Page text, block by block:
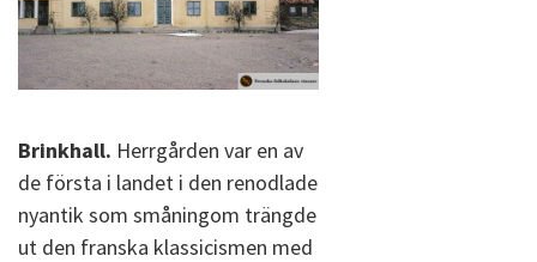
Brinkhall. Herrgården var en av
de första i landet i den renodlade
nyantik som småningom trängde
ut den franska klassicismen med